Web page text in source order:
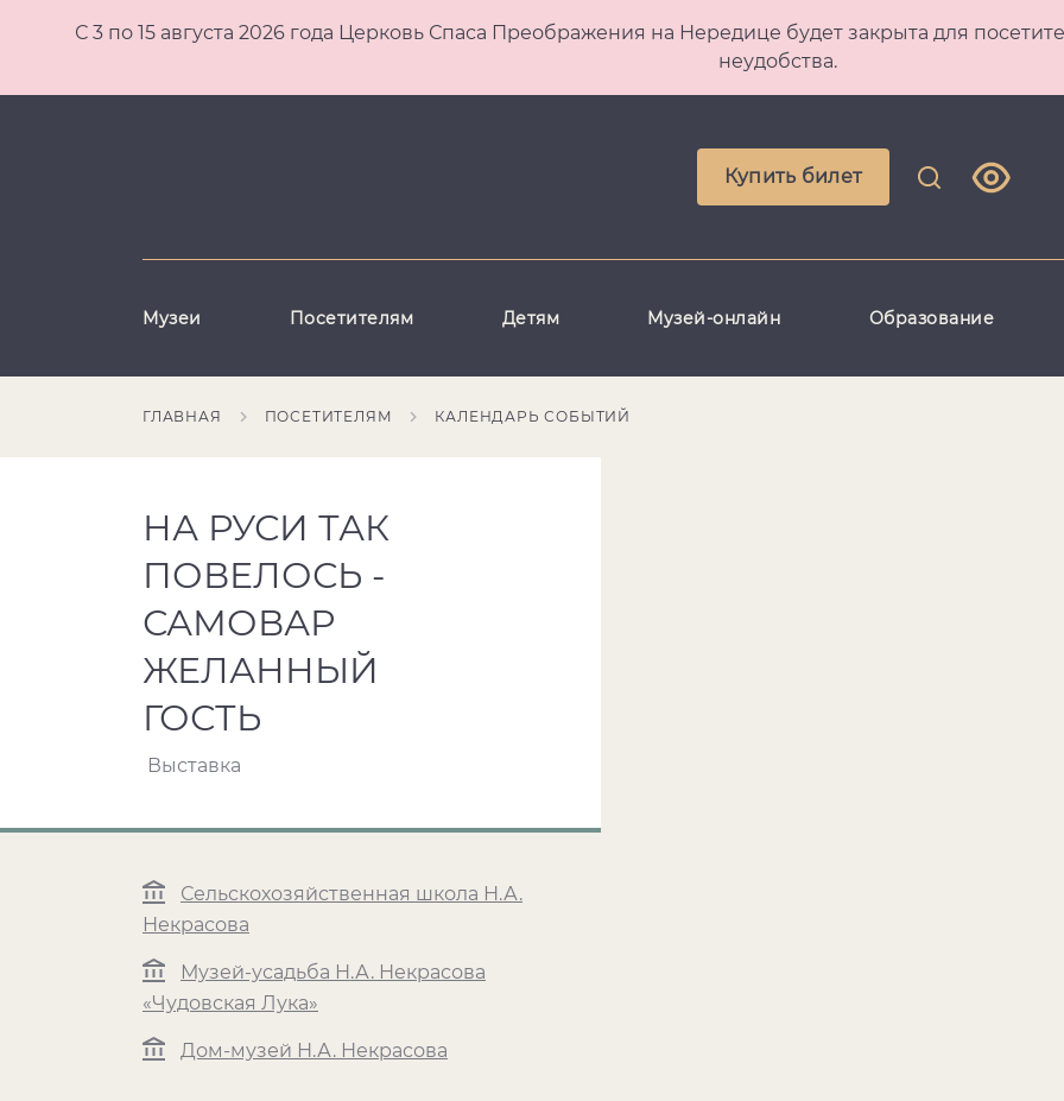
С 3 по 15 августа 2026 года Церковь Спаса Преображения на Нередице будет закрыта для
неудобства.
Купить билет
Музеи Посетителям Детям Музей-онлайн Образование
ГЛАВНАЯ ПОСЕТИТЕЛЯМ КАЛЕНДАРЬ СОБЫТИЙ
НА РУСИ ТАК
ПОВЕЛОСЬ -
САМОВАР
ЖЕЛАННЫЙ
ГОСТЬ
Выставка
Сельскохозяйственная школа Н.А.
Некрасова
Музей-усадьба Н.А. Некрасова
«Чудовская Лука»
Дом-музей Н.А. Некрасова